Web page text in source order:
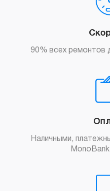
90% всех ремонтов
Наличными,